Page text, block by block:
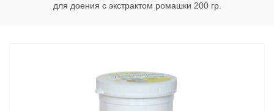
для доения с экстрактом ромашки 200 гр.